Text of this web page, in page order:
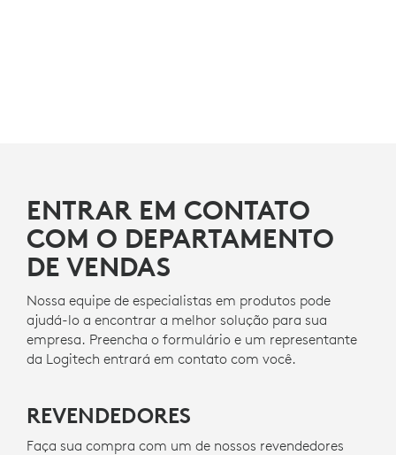
ENTRAR EM CONTATO
COM O DEPARTAMENTO
DE VENDAS
Nossa equipe de especialistas em produtos pode
ajudá-lo a encontrar a melhor solução para sua
empresa. Preencha o formulário e um representante
da Logitech entrará em contato com você.
REVENDEDORES
Faça sua compra com um de nossos revendedores